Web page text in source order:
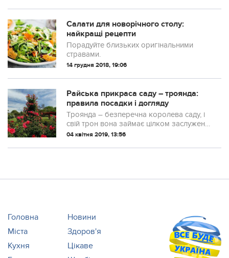
старі залізяки, які пора відправит...
Салати для новорічного столу:
найкращі рецепти
Порадуйте близьких оригінальними
стравами.
14 грудня 2018, 19:06
Райська прикраса саду – троянда:
правила посадки і догляду
Троянда – безперечна королева саду, і
свій трон вона займає цілком заслужено.
Сліпуча пишна аристократка споконвіку
Але троянди дуже капризні і вимаг...
04 квітня 2019, 13:56
Головна
Новини
Міста
Здоров'я
Кухня
Цікаве